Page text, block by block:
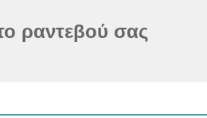
ραντεβού σας